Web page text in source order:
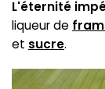
L'éternité
liqueur de
et sucre.